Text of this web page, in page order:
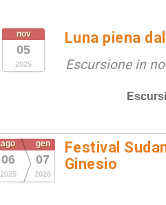
nov
05
2025
Luna piena
Escursione in
ago
06
2025
gen
07
2026
Festival
Ginesio